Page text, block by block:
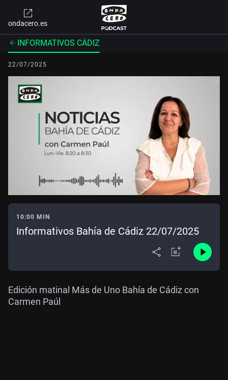
ondacero.es
INFORMATIVOS CÁDIZ
22/07/2025
10:00 MIN
Informativos Bahía de Cádiz 22/07/2025
Edición matinal Más de Uno Bahía de Cádiz con
Carmen Paúl